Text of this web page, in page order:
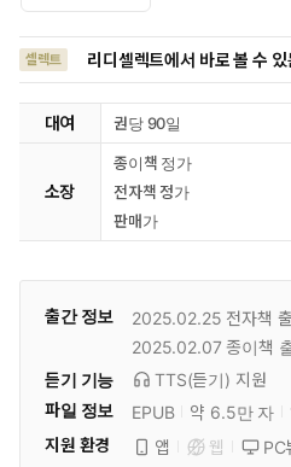
셀렉트 리디셀렉트에서 바로 볼 수
대여 권당 90일
소장
종이책 정가
전자책 정가
판매가
출간 정보 2025.02.25 전자책
2025.02.07 종이책
듣기 기능
TTS(듣기) 지원
파일 정보
EPUB 약 6.5만 자
지원 환경
앱 웹 PC